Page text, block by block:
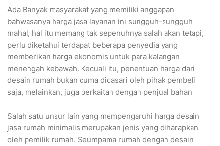
Ada Banyak masyarakat yang memiliki anggapan
bahwasanya harga jasa layanan ini sungguh-sungguh
mahal, hal itu memang tak sepenuhnya salah akan tetapi,
perlu diketahui terdapat beberapa penyedia yang
memberikan harga ekonomis untuk para kalangan
menengah kebawah. Kecuali itu, penentuan harga dari
desain rumah bukan cuma didasari oleh pihak pembeli
saja, melainkan, juga berkaitan dengan penjual bahan.
Salah satu unsur lain yang mempengaruhi harga desain
jasa rumah minimalis merupakan jenis yang diharapkan
oleh pemilik rumah. Seumpama rumah dengan desain